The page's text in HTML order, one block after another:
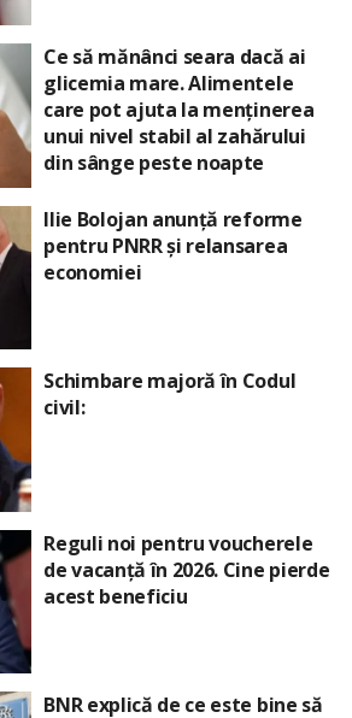
Ce să mănânci seara dacă ai
glicemia mare. Alimentele
care pot ajuta la menținerea
unui nivel stabil al zahărului
din sânge peste noapte
Ilie Bolojan anunță reforme
pentru PNRR și relansarea
economiei
Schimbare majoră în Codul
civil:
Reguli noi pentru voucherele
de vacanță în 2026. Cine pierde
acest beneficiu
BNR explică de ce este bine să